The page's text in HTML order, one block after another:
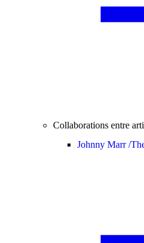
Collaborations entre
Johnny Marr /